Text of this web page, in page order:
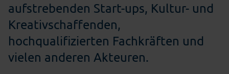
aufstrebenden Start-ups, Kultur- und
Kreativschaffenden,
hochqualifizierten Fachkräften und
vielen anderen Akteuren.